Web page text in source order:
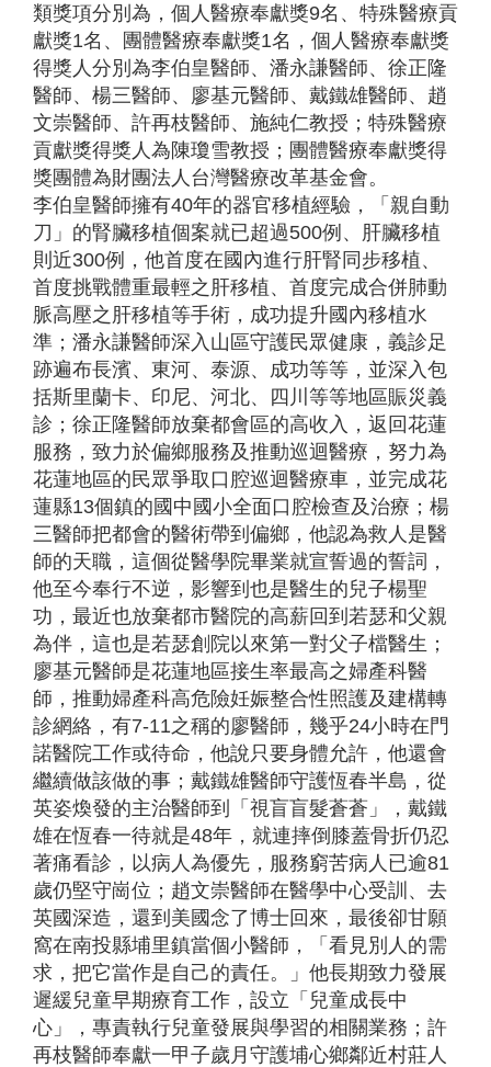
類獎項分別為，個人醫療奉獻獎9名、特殊醫療貢
獻獎1名、團體醫療奉獻獎1名，個人醫療奉獻獎
得獎人分別為李伯皇醫師、潘永謙醫師、徐正隆
醫師、楊三醫師、廖基元醫師、戴鐵雄醫師、趙
文崇醫師、許再枝醫師、施純仁教授；特殊醫療
貢獻獎得獎人為陳瓊雪教授；團體醫療奉獻獎得
獎團體為財團法人台灣醫療改革基金會。
李伯皇醫師擁有40年的器官移植經驗，「親自動
刀」的腎臟移植個案就已超過500例、肝臟移植
則近300例，他首度在國內進行肝腎同步移植、
首度挑戰體重最輕之肝移植、首度完成合併肺動
脈高壓之肝移植等手術，成功提升國內移植水
準；潘永謙醫師深入山區守護民眾健康，義診足
跡遍布長濱、東河、泰源、成功等等，並深入包
括斯里蘭卡、印尼、河北、四川等等地區賑災義
診；徐正隆醫師放棄都會區的高收入，返回花蓮
服務，致力於偏鄉服務及推動巡迴醫療，努力為
花蓮地區的民眾爭取口腔巡迴醫療車，並完成花
蓮縣13個鎮的國中國小全面口腔檢查及治療；楊
三醫師把都會的醫術帶到偏鄉，他認為救人是醫
師的天職，這個從醫學院畢業就宣誓過的誓詞，
他至今奉行不逆，影響到也是醫生的兒子楊聖
功，最近也放棄都市醫院的高薪回到若瑟和父親
為伴，這也是若瑟創院以來第一對父子檔醫生；
廖基元醫師是花蓮地區接生率最高之婦產科醫
師，推動婦產科高危險妊娠整合性照護及建構轉
診網絡，有7-11之稱的廖醫師，幾乎24小時在門
諾醫院工作或待命，他說只要身體允許，他還會
繼續做該做的事；戴鐵雄醫師守護恆春半島，從
英姿煥發的主治醫師到「視盲盲髮蒼蒼」，戴鐵
雄在恆春一待就是48年，就連摔倒膝蓋骨折仍忍
著痛看診，以病人為優先，服務窮苦病人已逾81
歲仍堅守崗位；趙文崇醫師在醫學中心受訓、去
英國深造，還到美國念了博士回來，最後卻甘願
窩在南投縣埔里鎮當個小醫師，「看見別人的需
求，把它當作是自己的責任。」他長期致力發展
遲緩兒童早期療育工作，設立「兒童成長中
心」，專責執行兒童發展與學習的相關業務；許
再枝醫師奉獻一甲子歲月守護埔心鄉鄰近村莊人